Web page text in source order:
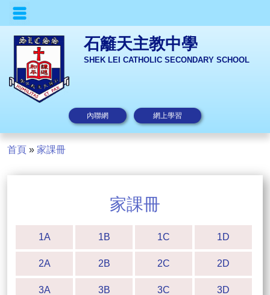
石籬天主教中學
SHEK LEI CATHOLIC SECONDARY SCHOOL
內聯網 網上學習
首頁 » 家課冊
家課冊
1A 1B 1C 1D
2A 2B 2C 2D
3A 3B 3C 3D